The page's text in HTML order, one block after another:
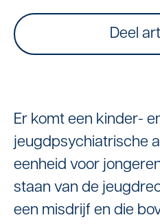
Deel
Er komt een kinder-
jeugdpsychiatrische
eenheid voor
staan van de
een misdrijf en die